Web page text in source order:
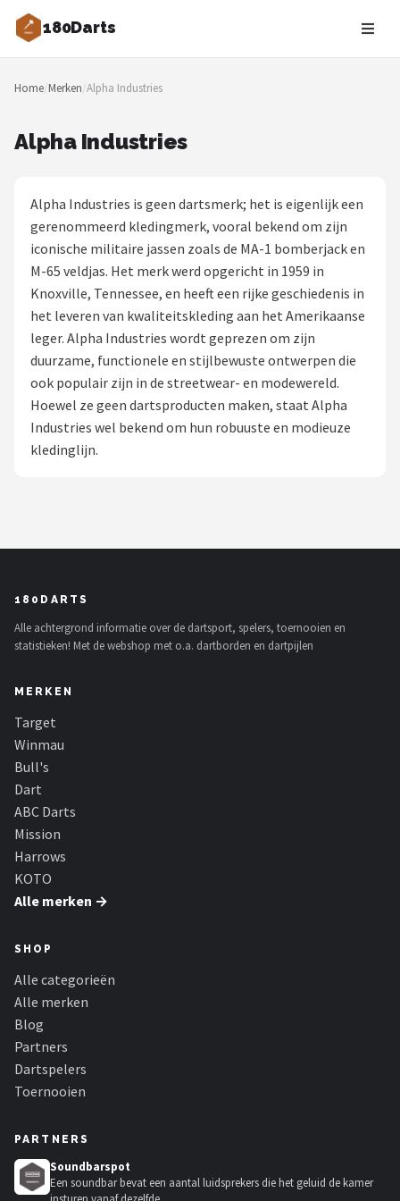
180Darts
Zoeken
NAVIGATIE
Blog
Dartspelers
Toernooien
Spelregels
Uitgooilijst
Dartshop
Dart
Mission
Harrows
KOTO
Unicorn
Red Dragon
Home/Merken/Alpha Industries
Alpha Industries
Alpha Industries is geen dartsmerk; het is eigenlijk een
gerenommeerd kledingmerk, vooral bekend om zijn
iconische militaire jassen zoals de MA-1 bomberjack en
M-65 veldjas. Het merk werd opgericht in 1959 in
Knoxville, Tennessee, en heeft een rijke geschiedenis in
het leveren van kwaliteitskleding aan het Amerikaanse
leger. Alpha Industries wordt geprezen om zijn
duurzame, functionele en stijlbewuste ontwerpen die
ook populair zijn in de streetwear- en modewereld.
Hoewel ze geen dartsproducten maken, staat Alpha
Industries wel bekend om hun robuuste en modieuze
kledinglijn.
180DARTS
Alle achtergrond informatie over de dartsport, spelers, toernooien en
statistieken! Met de webshop met o.a. dartborden en dartpijlen
MERKEN
Target
Winmau
Bull's
Dart
ABC Darts
Mission
Harrows
KOTO
Alle merken →
SHOP
Alle categorieën
Alle merken
Blog
Partners
Dartspelers
Toernooien
PARTNERS
Soundbarspot
Een soundbar bevat een aantal luidsprekers die het geluid de kamer